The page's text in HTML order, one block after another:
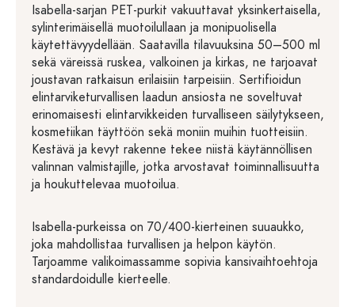
Isabella-sarjan PET-purkit vakuuttavat yksinkertaisella,
sylinterimäisellä muotoilullaan ja monipuolisella
käytettävyydellään. Saatavilla tilavuuksina 50–500 ml
sekä väreissä ruskea, valkoinen ja kirkas, ne tarjoavat
joustavan ratkaisun erilaisiin tarpeisiin. Sertifioidun
elintarviketurvallisen laadun ansiosta ne soveltuvat
erinomaisesti elintarvikkeiden turvalliseen säilytykseen,
kosmetiikan täyttöön sekä moniin muihin tuotteisiin.
Kestävä ja kevyt rakenne tekee niistä käytännöllisen
valinnan valmistajille, jotka arvostavat toiminnallisuutta
ja houkuttelevaa muotoilua.
Isabella-purkeissa on 70/400-kierteinen suuaukko,
joka mahdollistaa turvallisen ja helpon käytön.
Tarjoamme valikoimassamme sopivia kansivaihtoehtoja
standardoidulle kierteelle.